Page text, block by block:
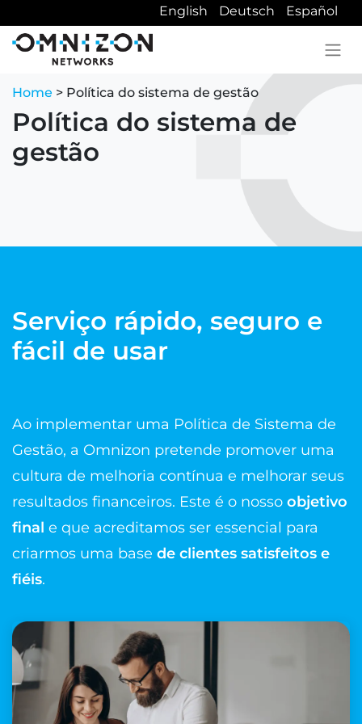
English Deutsch Español
Home > Política do sistema de gestão
Política do sistema de
gestão
Serviço rápido, seguro e
fácil de usar
Ao implementar uma Política de Sistema de
Gestão, a Omnizon pretende promover uma
cultura de melhoria contínua e melhorar seus
resultados financeiros. Este é o nosso objetivo
final e que acreditamos ser essencial para
criarmos uma base de clientes satisfeitos e
fiéis.